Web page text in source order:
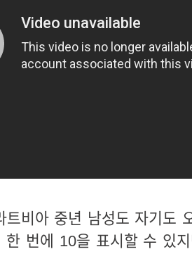
트비아 중년 남성도 자기도
한 번에 10을 표시할 수 있